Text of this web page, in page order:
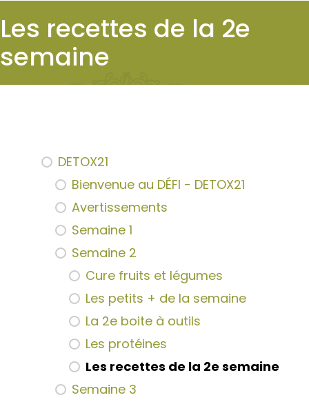
Les recettes de la 2e
semaine
DETOX21
Bienvenue au DÉFI - DETOX21
Avertissements
Semaine 1
Semaine 2
Cure fruits et légumes
Les petits + de la semaine
La 2e boite à outils
Les protéines
Les recettes de la 2e semaine
Semaine 3